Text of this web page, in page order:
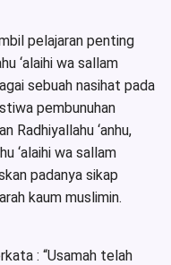
pelajaran penting
‘alaihi wa sallam
sebuah nasihat pada
pembunuhan
Radhiyallahu ‘anhu,
‘alaihi wa sallam
padanya sikap
kaum muslimin.
: “Usamah telah